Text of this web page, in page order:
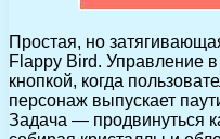
Простая, но
Flappy Bird. Управление
кнопкой, когда
персонаж выпускает
Задача — продвинуться